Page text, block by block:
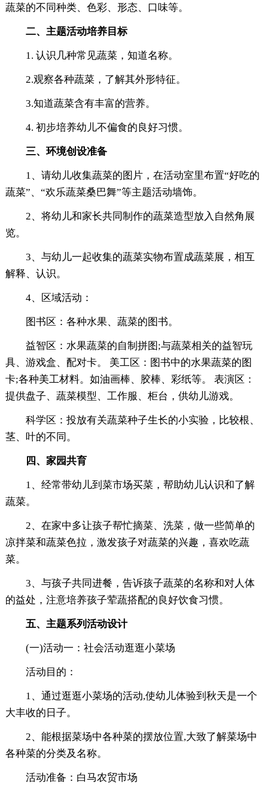
蔬菜的不同种类、色彩、形态、口味等。
二、主题活动培养目标
1. 认识几种常见蔬菜，知道名称。
2.观察各种蔬菜，了解其外形特征。
3.知道蔬菜含有丰富的营养。
4. 初步培养幼儿不偏食的良好习惯。
三、环境创设准备
1、请幼儿收集蔬菜的图片，在活动室里布置“好吃的
蔬菜”、“欢乐蔬菜桑巴舞”等主题活动墙饰。
2、将幼儿和家长共同制作的蔬菜造型放入自然角展
览。
3、与幼儿一起收集的蔬菜实物布置成蔬菜展，相互
解释、认识。
4、区域活动：
图书区：各种水果、蔬菜的图书。
益智区：水果蔬菜的自制拼图;与蔬菜相关的益智玩
具、游戏盒、配对卡。 美工区：图书中的水果蔬菜的图
卡;各种美工材料。如油画棒、胶棒、彩纸等。 表演区：
提供盘子、蔬菜模型、工作服、柜台，供幼儿游戏。
科学区：投放有关蔬菜种子生长的小实验，比较根、
茎、叶的不同。
四、家园共育
1、经常带幼儿到菜市场买菜，帮助幼儿认识和了解
蔬菜。
2、在家中多让孩子帮忙摘菜、洗菜，做一些简单的
凉拌菜和蔬菜色拉，激发孩子对蔬菜的兴趣，喜欢吃蔬
菜。
3、与孩子共同进餐，告诉孩子蔬菜的名称和对人体
的益处，注意培养孩子荤蔬搭配的良好饮食习惯。
五、主题系列活动设计
(一)活动一：社会活动逛逛小菜场
活动目的：
1、通过逛逛小菜场的活动,使幼儿体验到秋天是一个
大丰收的日子。
2、能根据菜场中各种菜的摆放位置,大致了解菜场中
各种菜的分类及名称。
活动准备：白马农贸市场